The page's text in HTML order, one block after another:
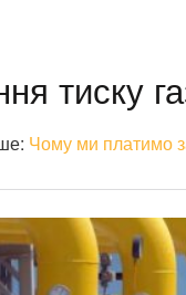
тиску
Чому ми платимо